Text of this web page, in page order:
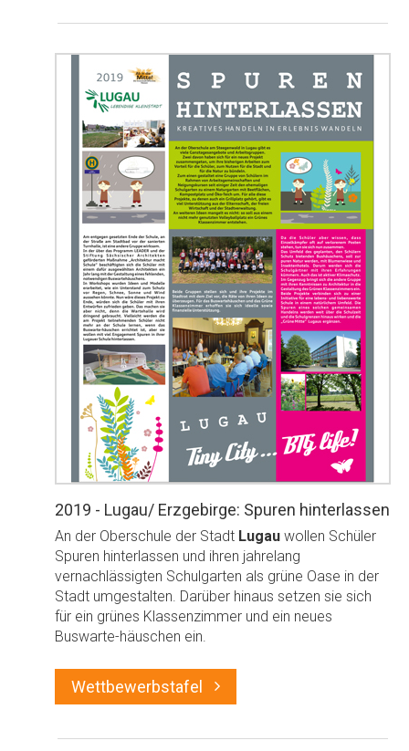
2019 - Lugau/ Erzgebirge: Spuren hinterlassen
An der Oberschule der Stadt Lugau wollen Schüler
Spuren hinterlassen und ihren jahrelang
vernachlässigten Schulgarten als grüne Oase in der
Stadt umgestalten. Darüber hinaus setzen sie sich
für ein grünes Klassenzimmer und ein neues
Buswarte-häuschen ein.
Wettbewerbstafel